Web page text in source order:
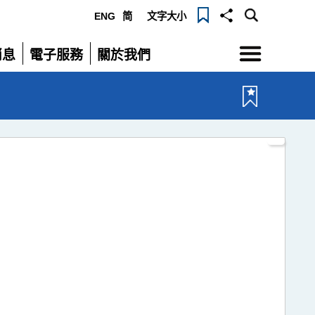
ENG 简 文字大小
電子服務
展開
關於我們
展開
選單